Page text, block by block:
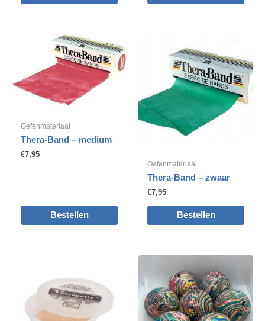
Oefenmateriaal
Thera-Band – medium
€7,95
Bestellen
Oefenmateriaal
Thera-Band – zwaar
€7,95
Bestellen